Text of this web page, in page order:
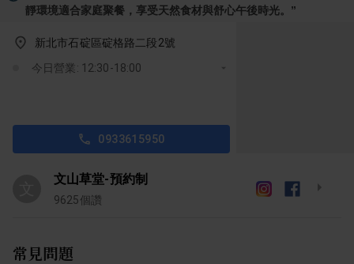
靜環境適合家庭聚餐，享受天然食材與舒心午後時光。 ”
新北市石碇區碇格路二段2號
今日營業: 12:30-18:00
0933615950
文山草堂-預約制
9625個讚
常見問題